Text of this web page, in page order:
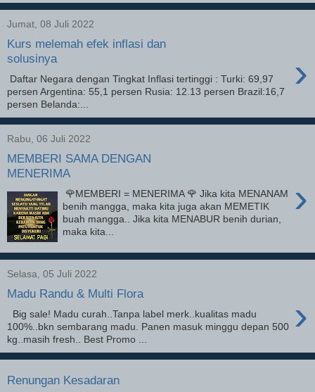
Jumat, 08 Juli 2022
Kurs melemah efek inflasi dan
solusinya
›
Daftar Negara dengan Tingkat Inflasi tertinggi : Turki: 69,97
persen Argentina: 55,1 persen Rusia: 12.13 persen Brazil:16,7
persen Belanda:...
Rabu, 06 Juli 2022
MEMBERI SAMA DENGAN
MENERIMA
›
🌹MEMBERI = MENERIMA 🌹 Jika kita MENANAM
benih mangga, maka kita juga akan MEMETIK
buah mangga.. Jika kita MENABUR benih durian,
maka kita...
Selasa, 05 Juli 2022
Madu Randu & Multi Flora ›
Big sale! Madu curah..Tanpa label merk..kualitas madu
100%..bkn sembarang madu. Panen masuk minggu depan 500
kg..masih fresh.. Best Promo ...
Renungan Kesadaran